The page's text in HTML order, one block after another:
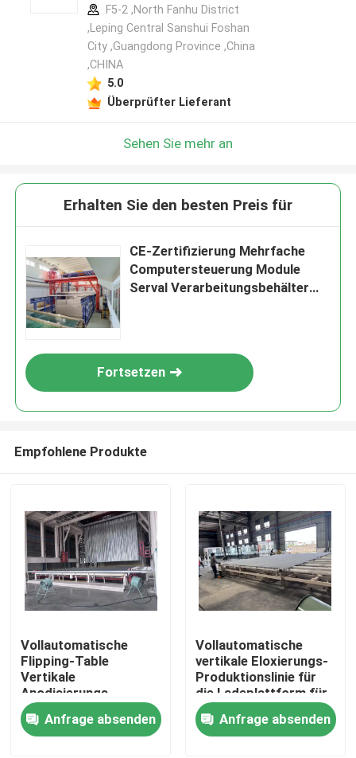
Hinterlass eine Nachricht
Wir rufen Sie bald zurück!
Haus
Produkte
F5-2 ,North Fanhu District
,Leping Central Sanshui Foshan
City ,Guangdong Province ,China
,CHINA
5.0
Überprüfter Lieferant
Sehen Sie mehr an
Erhalten Sie den besten Preis für
CE-Zertifizierung Mehrfache
Computersteuerung Module
Serval Verarbeitungsbehälter
Fortsetzen
Empfohlene Produkte
Vollautomatische
Flipping-Table
Vertikale
Anodisierungs-
Produktionslinie für
Aluminiumprofile
Anfrage absenden
Vollautomatische
vertikale Eloxierungs-
Produktionslinie für
die Ladeplattform für
Aluminiumprofile
Anfrage absenden